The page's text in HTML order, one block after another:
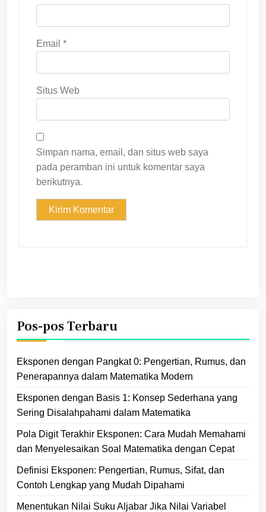
Email *
Situs Web
Simpan nama, email, dan situs web saya
pada peramban ini untuk komentar saya
berikutnya.
Pos-pos Terbaru
Eksponen dengan Pangkat 0: Pengertian, Rumus, dan
Penerapannya dalam Matematika Modern
Eksponen dengan Basis 1: Konsep Sederhana yang
Sering Disalahpahami dalam Matematika
Pola Digit Terakhir Eksponen: Cara Mudah Memahami
dan Menyelesaikan Soal Matematika dengan Cepat
Definisi Eksponen: Pengertian, Rumus, Sifat, dan
Contoh Lengkap yang Mudah Dipahami
Menentukan Nilai Suku Aljabar Jika Nilai Variabel